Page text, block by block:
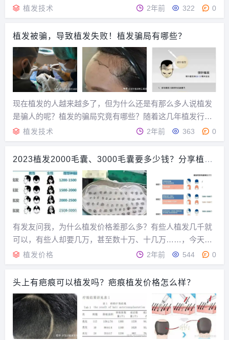
植发技术 2年前 322 0
植发被骗，导致植发失败！植发骗局有哪些？
现在植发的人越来越多了，但为什么还是有那么多人说植发
是骗人的呢？植发的骗局究竟有哪些？随着这几年植发行业
的迅速发展，植发医院话术套路越来越多，机构之间互相拉
踩、diss越来越多，手术的雷区、坑点也越来越多。...
植发技术 2年前 363 0
2023植发2000毛囊、3000毛囊要多少钱？分享植发
价格参考
有发友问我，为什么植发价格差那么多？有些人植发几千就
可以，有些人却要几万，甚至数十万、十几万……，今天我
们就来聊一聊植发价格问题吧。1、植发的费用植发的费用并
不是固定的，看个人情况。...
植发价格 2年前 544 0
头上有疤痕可以植发吗？疤痕植发价格怎么样？